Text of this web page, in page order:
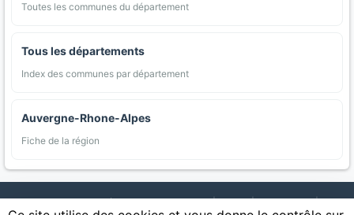
Toutes les communes du département
Tous les départements
Index des communes par département
Auvergne-Rhone-Alpes
Fiche de la région
AgriMap — Données agricoles ouvertes | Carte | Communes |